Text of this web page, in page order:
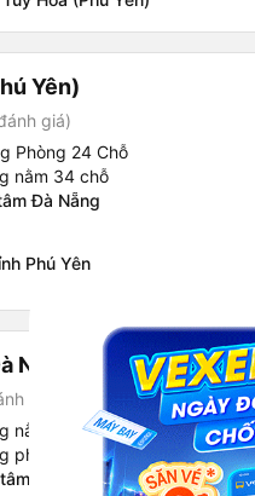
Yên)
giá)
Phòng 24 Chỗ
nằm 34 chỗ
Đà Nẵng
Phú Yên
Nẵng)
giá)
nằm 34 chỗ
phòng 24 chỗ
Đà Nẵng